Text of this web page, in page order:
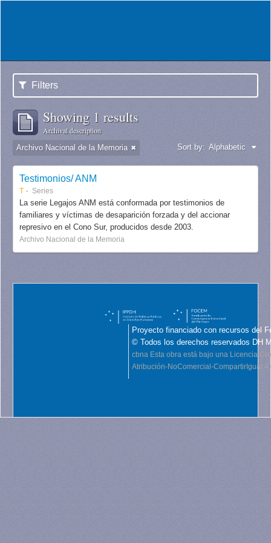
Filters
Showing 1 results
Archival description
Archivo Nacional de la Memoria Sort by: Alphabetic
Testimonios/ ANM
T Series
La serie Legajos ANM está conformada por testimonios de
familiares y víctimas de desaparición forzada y del accionar
represivo en el Cono Sur, producidos desde 2003.
Archivo Nacional de la Memoria
Proyecto financiado con recursos del
© Todos los derechos reservados DH
cbna Esta obra está bajo una Licencia
Atribución-NoComercial-CompartirIgual